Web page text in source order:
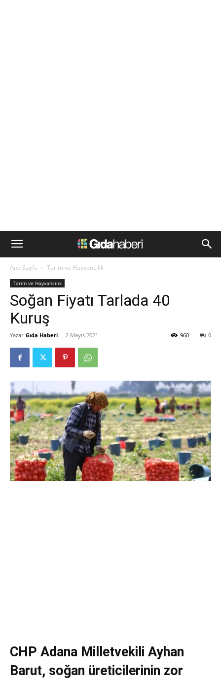
Ana Sayfa Tarım ve Hayvancılık
Tarım ve Hayvancılık
Soğan Fiyatı Tarlada 40
Kuruş
Yazar Gıda Haberi - 2 Mayıs 2021 0
960
CHP Adana Milletvekili Ayhan
Barut, soğan üreticilerinin zor